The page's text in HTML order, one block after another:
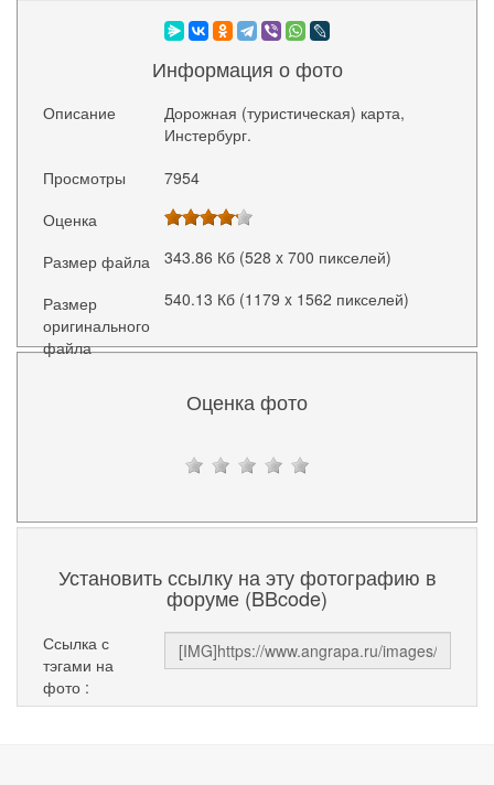
Информация о фото
Описание
Дорожная (туристическая) карта,
Инстербург.
Просмотры
7954
Оценка
Размер файла
343.86 Кб (528 x 700 пикселей)
Размер
оригинального
файла
540.13 Кб (1179 x 1562 пикселей)
Оценка фото
Установить ссылку на эту фотографию в
форуме (BBcode)
Ссылка с
тэгами на
фото :